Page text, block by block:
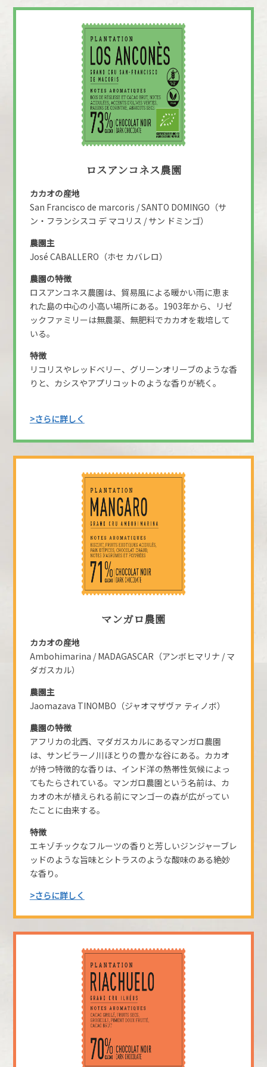
ロスアンコネス農園
カカオの産地
San Francisco de marcoris / SANTO DOMINGO（サ
ン・フランシスコ デ マコリス / サン ドミンゴ）
農園主
José CABALLERO（ホセ カバレロ）
農園の特徴
ロスアンコネス農園は、貿易風による暖かい雨に恵ま
れた島の中心の小高い場所にある。1903年から、リゼ
ックファミリーは無農薬、無肥料でカカオを栽培して
いる。
特徴
リコリスやレッドベリー、グリーンオリーブのような香
りと、カシスやアプリコットのような香りが続く。
>さらに詳しく
マンガロ農園
カカオの産地
Ambohimarina / MADAGASCAR（アンボヒマリナ / マ
ダガスカル）
農園主
Jaomazava TINOMBO（ジャオマザヴァ ティノボ）
農園の特徴
アフリカの北西、マダガスカルにあるマンガロ農園
は、サンビラーノ川ほとりの豊かな谷にある。カカオ
が持つ特徴的な香りは、インド洋の熱帯性気候によっ
てもたらされている。マンガロ農園という名前は、カ
カオの木が植えられる前にマンゴーの森が広がってい
たことに由来する。
特徴
エキゾチックなフルーツの香りと芳しいジンジャーブレ
ッドのような旨味とシトラスのような酸味のある絶妙
な香り。
>さらに詳しく